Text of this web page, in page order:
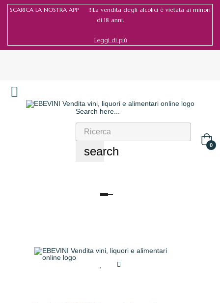
SCARICA LA NOSTRA APP !!!La vendita degli alcolici è vietata ai minori
di 18 anni.
Leggi di più
Search here...
search 0
navigazione